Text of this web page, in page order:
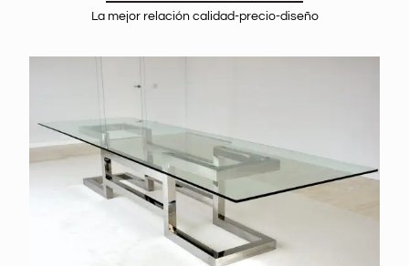
La mejor relación calidad-precio-diseño